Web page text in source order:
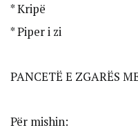
* Kripë
* Piper i zi
PANCETË E ZGARËS
Për mishin: